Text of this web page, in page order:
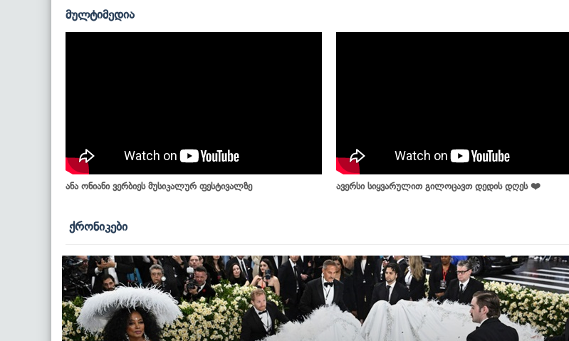
მულტიმედია
ანა ონიანი ვერბიეს მუსიკალურ ფესტივალზე ავერსი სიყვარულით გილოცავთ დედის დღეს ❤️
ქრონიკები